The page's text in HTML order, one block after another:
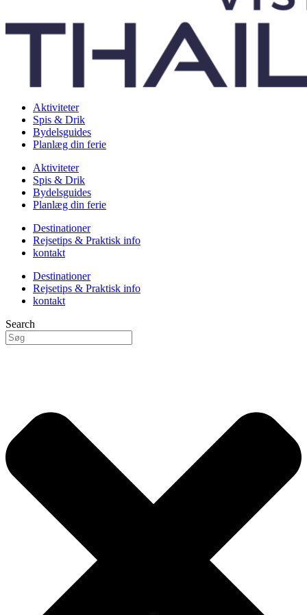
Aktiviteter
Spis & Drik
Bydelsguides
Planlæg din ferie
Aktiviteter
Spis & Drik
Bydelsguides
Planlæg din ferie
Destinationer
Rejsetips & Praktisk info
kontakt
Destinationer
Rejsetips & Praktisk info
kontakt
Search